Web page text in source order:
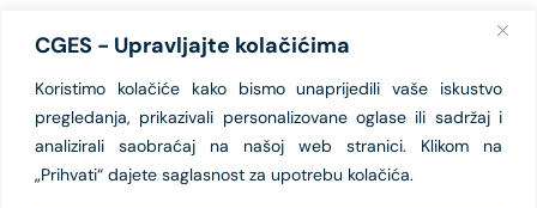
CGES - Upravljajte kolačićima
Koristimo kolačiće kako bismo unaprijedili vaše iskustvo
pregledanja, prikazivali personalizovane oglase ili sadržaj i
analizirali saobraćaj na našoj web stranici. Klikom na
„Prihvati“ dajete saglasnost za upotrebu kolačića.